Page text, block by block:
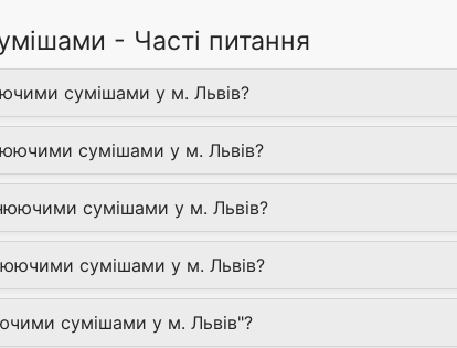
- Часті питання
сумішами у м. Львів?
сумішами у м. Львів?
сумішами у м. Львів?
сумішами у м. Львів?
сумішами у м. Львів"?